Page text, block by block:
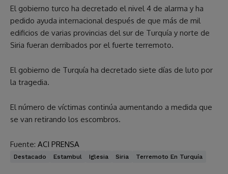
El gobierno turco ha decretado el nivel 4 de alarma y ha
pedido ayuda internacional después de que más de mil
edificios de varias provincias del sur de Turquía y norte de
Siria fueran derribados por el fuerte terremoto.
El gobierno de Turquía ha decretado siete días de luto por
la tragedia.
El número de víctimas continúa aumentando a medida que
se van retirando los escombros.
Fuente: ACI PRENSA
Destacado Estambul Iglesia Siria Terremoto En Turquía